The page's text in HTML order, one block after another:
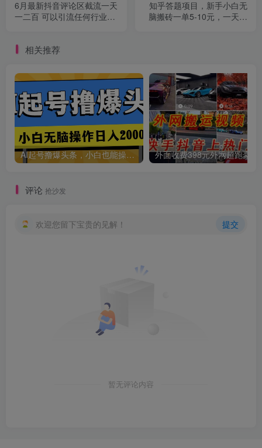
6月最新抖音评论区截流一天
一二百 可以引流任何行业精
知乎答题项目，新手小白无
脑搬砖一单5-10元，一天轻
相关推荐
AI起号撸爆头条，小白也能操作，日入2000+
评论 抢沙发
欢迎您留下宝贵的见解！ 提交
暂无评论内容